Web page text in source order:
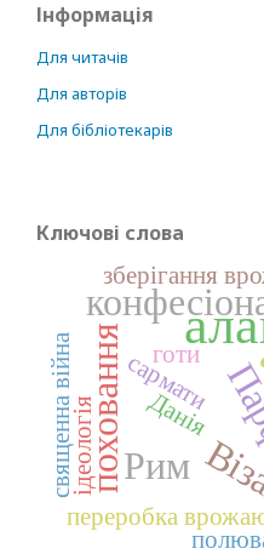
Інформація
Для читачів
Для авторів
Для бібліотекарів
Ключові слова
Рим
поховання
переробка
зберігання
готи
сармати
ідеологія
священна війна Данія